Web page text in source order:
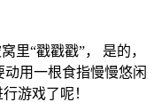
里“戳戳戳”， 是的，
用一根食指慢慢悠闲
游戏了呢！